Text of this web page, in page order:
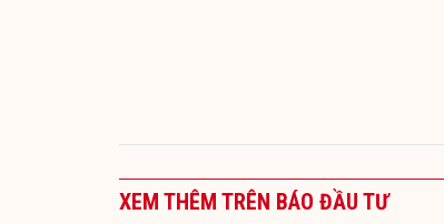
XEM THÊM TRÊN BÁO ĐẦU TƯ